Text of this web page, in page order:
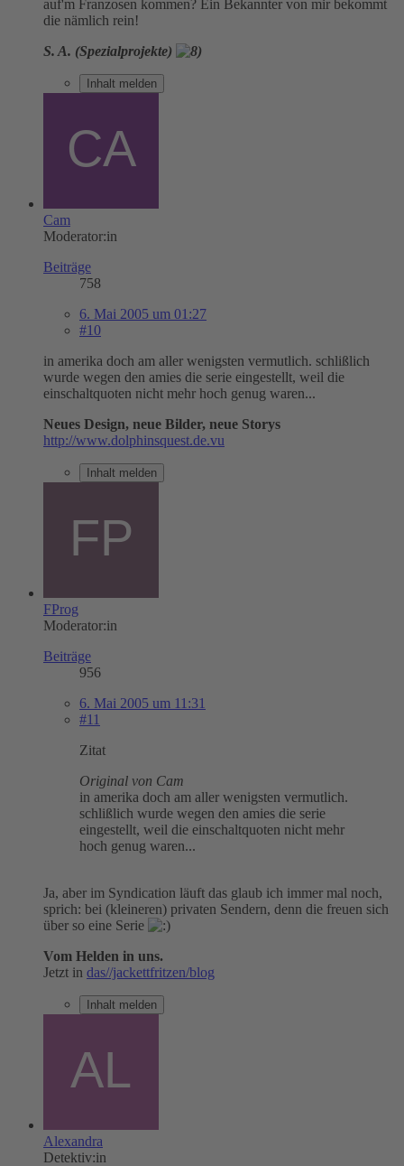
auf'm Franzosen kommen? Ein Bekannter von mir bekommt
die nämlich rein!
S. A. (Spezialprojekte)
Inhalt melden
Cam
Moderator:in
Beiträge
758
6. Mai 2005 um 01:27
#10
in amerika doch am aller wenigsten vermutlich. schlißlich
wurde wegen den amies die serie eingestellt, weil die
einschaltquoten nicht mehr hoch genug waren...
Neues Design, neue Bilder, neue Storys
http://www.dolphinsquest.de.vu
Inhalt melden
FProg
Moderator:in
Beiträge
956
6. Mai 2005 um 11:31
#11
Zitat
Original von Cam
in amerika doch am aller wenigsten vermutlich.
schlißlich wurde wegen den amies die serie
eingestellt, weil die einschaltquoten nicht mehr
hoch genug waren...
Ja, aber im Syndication läuft das glaub ich immer mal noch,
sprich: bei (kleineren) privaten Sendern, denn die freuen sich
über so eine Serie
Vom Helden in uns.
Jetzt in das//jackettfritzen/blog
Inhalt melden
Alexandra
Detektiv:in